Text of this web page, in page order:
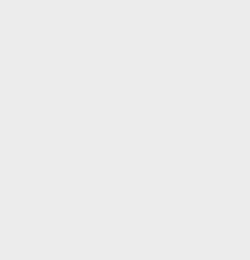
ЗА ИДНИТЕ ЧЛЕНКИ НА ЕУ